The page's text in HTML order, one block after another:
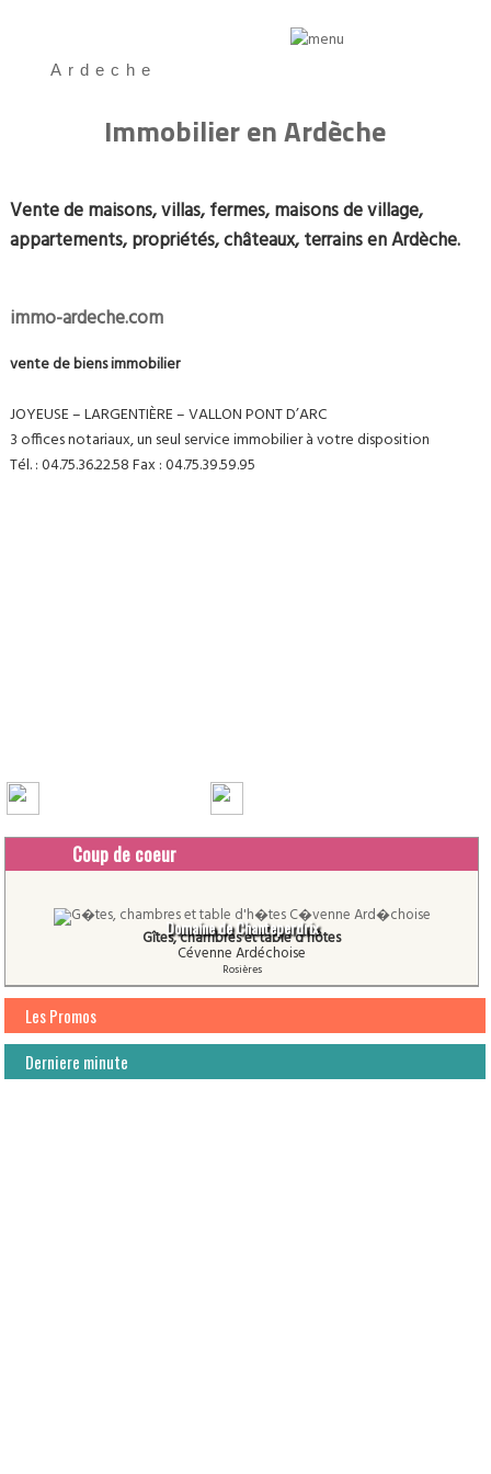
Ardeche
Immobilier en Ardèche
Vente de maisons, villas, fermes, maisons de village,
appartements, propriétés, châteaux, terrains en Ardèche.
immo-ardeche.com
vente de biens immobilier
JOYEUSE – LARGENTIÈRE – VALLON PONT D’ARC
3 offices notariaux, un seul service immobilier à votre disposition
Tél. : 04.75.36.22.58 Fax : 04.75.39.59.95
Coup de coeur
Domaine de Chanteperdrix
Gîtes, chambres et table d'hôtes
Cévenne Ardéchoise
Rosières
Les Promos
Derniere minute